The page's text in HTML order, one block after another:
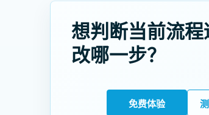
想判断当前流
改哪一步？
免费体验